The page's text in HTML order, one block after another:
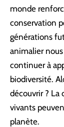
monde
conservation
générations
animalier
continuer à
biodiversité.
découvrir ? La
vivants
planète.